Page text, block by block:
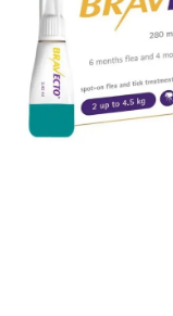
Afecțiuni hepatice
Afecțiuni neurologice
Afecțiuni oftalmice
Afecțiuni oncologice
Afecțiuni otice
Afecțiuni hepatice
Afecțiuni neurologice
Afecțiuni oftalmice
Afecțiuni oncologice
Afecțiuni otice